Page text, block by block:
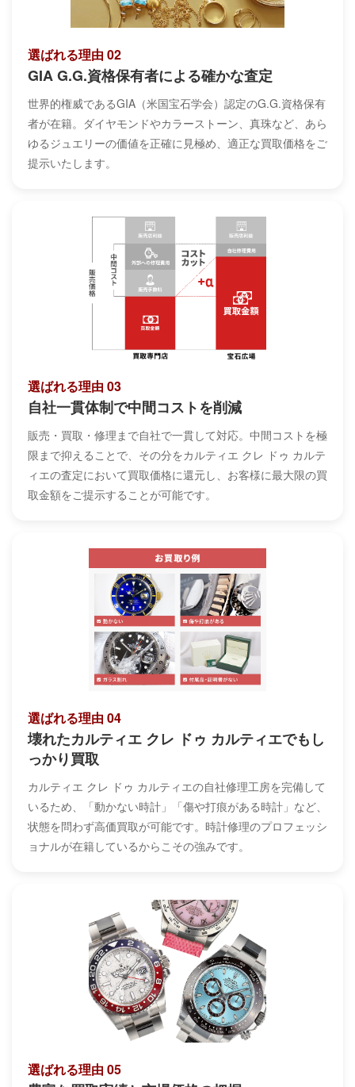
選ばれる理由 02
GIA G.G.資格保有者による確かな査定
世界的権威であるGIA（米国宝石学会）認定のG.G.資格保有
者が在籍。ダイヤモンドやカラーストーン、真珠など、あら
ゆるジュエリーの価値を正確に見極め、適正な買取価格をご
提示いたします。
選ばれる理由 03
自社一貫体制で中間コストを削減
販売・買取・修理まで自社で一貫して対応。中間コストを極
限まで抑えることで、その分をカルティエ クレ ドゥ カルテ
ィエの査定において買取価格に還元し、お客様に最大限の買
取金額をご提示することが可能です。
選ばれる理由 04
壊れたカルティエ クレ ドゥ カルティエでもし
っかり買取
カルティエ クレ ドゥ カルティエの自社修理工房を完備して
いるため、「動かない時計」「傷や打痕がある時計」など、
状態を問わず高価買取が可能です。時計修理のプロフェッシ
ョナルが在籍しているからこその強みです。
選ばれる理由 05